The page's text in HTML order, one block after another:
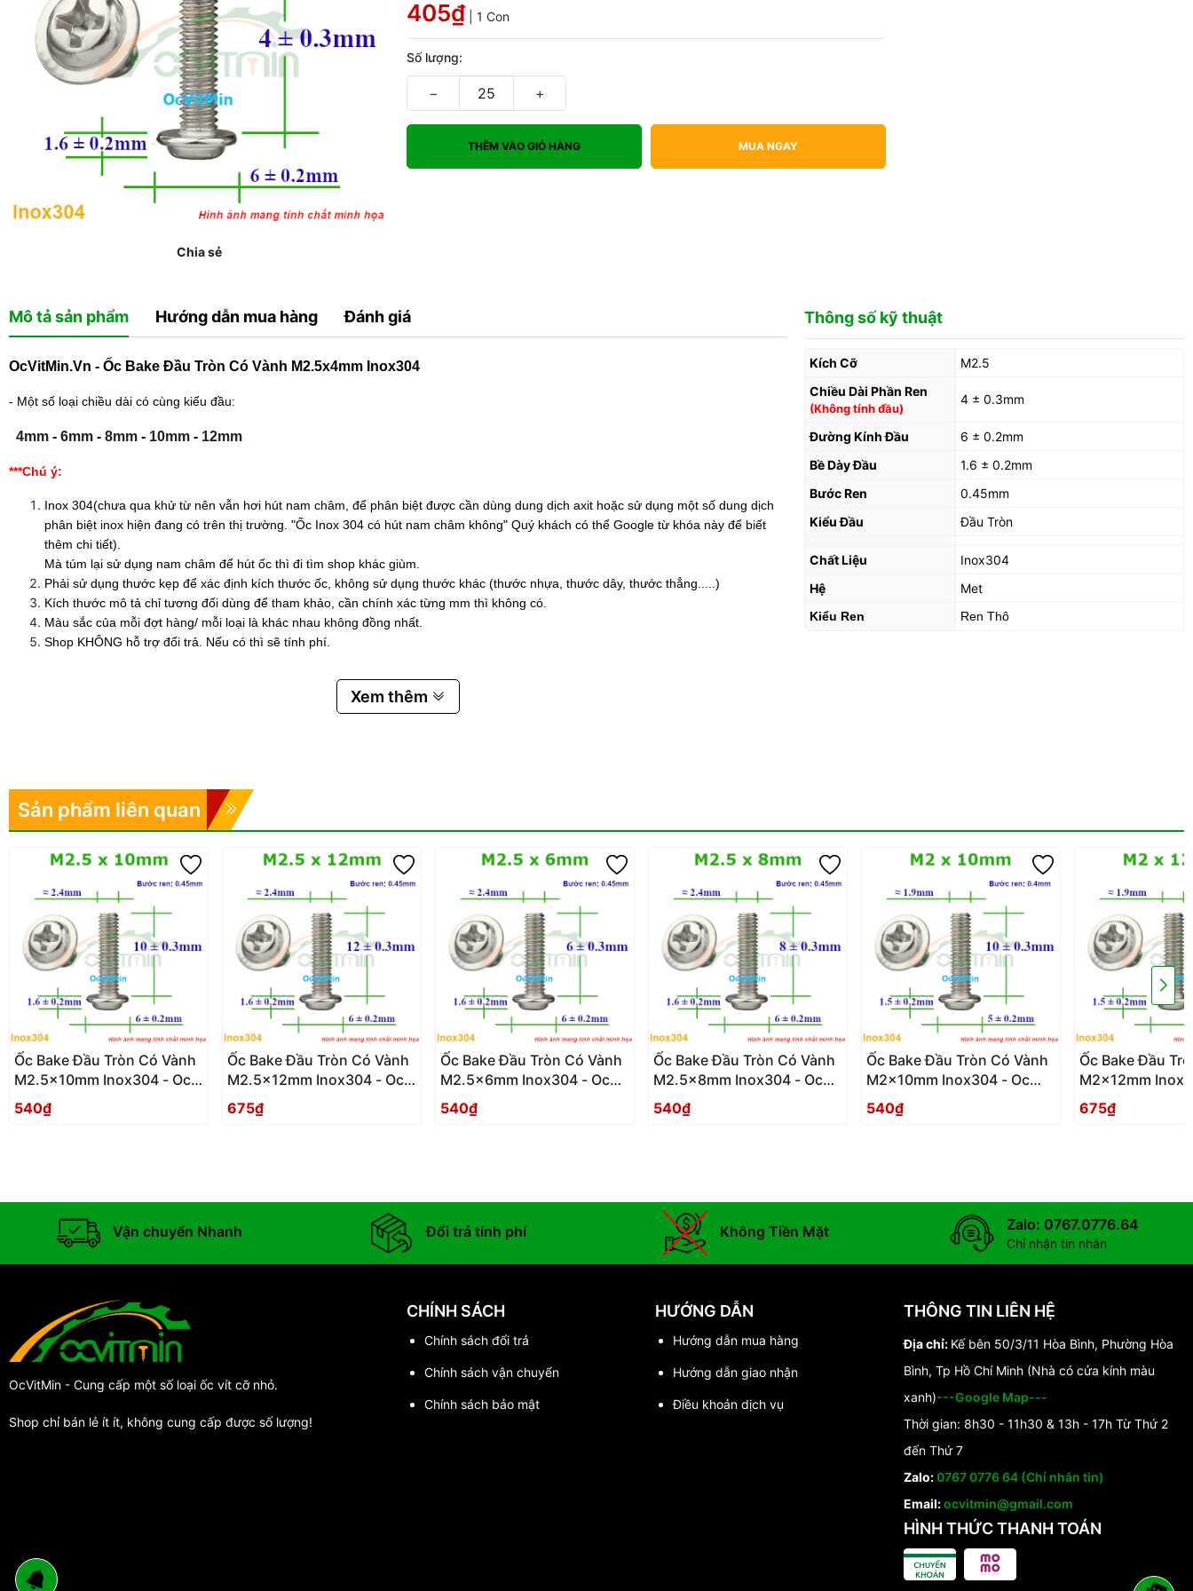
Chia sẻ
405₫ | 1 Con
Số lượng:
− +
THÊM VÀO GIỎ HÀNG MUA NGAY
Mô tả sản phẩm Hướng dẫn mua hàng Đánh giá
OcVitMin.Vn - Ốc Bake Đầu Tròn Có Vành M2.5x4mm Inox304
- Một số loại chiều dài có cùng kiểu đầu:
4mm - 6mm - 8mm - 10mm - 12mm
***Chú ý:
Inox 304(chưa qua khử từ nên vẫn hơi hút nam châm, để phân biệt được cần dùng dung dịch axit hoặc sử dụng một số dung dịch
phân biệt inox hiện đang có trên thị trường. "Ốc Inox 304 có hút nam châm không" Quý khách có thể Google từ khóa này để biết
thêm chi tiết).
Mà túm lại sử dụng nam châm để hút ốc thì đi tìm shop khác giùm.
Phải sử dụng thước kẹp để xác định kích thước ốc, không sử dụng thước khác (thước nhựa, thước dây, thước thẳng.....)
Kích thước mô tả chỉ tương đối dùng để tham khảo, cần chính xác từng mm thì không có.
Màu sắc của mỗi đợt hàng/ mỗi loại là khác nhau không đồng nhất.
Shop KHÔNG hỗ trợ đổi trả. Nếu có thì sẽ tính phí.
Xem thêm
Thông số kỹ thuật
Kích Cỡ
M2.5
Chiều Dài Phần Ren
(Không tính đầu)
4 ± 0.3mm
Đường Kính Đầu
6 ± 0.2mm
Bề Dày Đầu
1.6 ± 0.2mm
Bước Ren
0.45mm
Kiểu Đầu
Đầu Tròn
Chất Liệu
Inox304
Hệ
Met
Kiểu Ren Ren Thô
Sản phẩm liên quan
Ốc Bake Đầu Tròn Có Vành
M2.5x10mm Inox304 - Oc
PaKe Dau Tron Co Vanh
540₫
Ốc Bake Đầu Tròn Có Vành
M2.5x12mm Inox304 - Oc
PaKe Dau Tron Co Vanh
675₫
Ốc Bake Đầu Tròn Có Vành
M2.5x6mm Inox304 - Oc
PaKe Dau Tron Co Vanh
540₫
Ốc Bake Đầu Tròn Có Vành
M2.5x8mm Inox304 - Oc
PaKe Dau Tron Co Vanh
540₫
Ốc Bake Đầu Tròn Có Vành
M2x10mm Inox304 - Oc
PaKe Dau Tron Co Vanh
540₫
Ốc Bake Đầu
M2x12mm
PaKe Dau Tron
675₫
Vận chuyển Nhanh Đổi trả tính phí Không Tiền Mặt Zalo: 0767.0776.64
Chỉ nhận tin nhắn
OcVitMin - Cung cấp một số loại ốc vít cỡ nhỏ.
Shop chỉ bán lẻ ít ít, không cung cấp được số lượng!
CHÍNH SÁCH
Chính sách đổi trả
Chính sách vận chuyển
Chính sách bảo mật
HƯỚNG DẪN
Hướng dẫn mua hàng
Hướng dẫn giao nhận
Điều khoản dịch vụ
THÔNG TIN LIÊN HỆ
Địa chỉ: Kế bên 50/3/11 Hòa Bình, Phường Hòa
Bình, Tp Hồ Chí Minh (Nhà có cửa kính màu
xanh)---Google Map---
Thời gian: 8h30 - 11h30 & 13h - 17h Từ Thứ 2
đến Thứ 7
Zalo:0767 0776 64 (Chỉ nhắn tin)
Email:ocvitmin@gmail.com
HÌNH THỨC THANH TOÁN